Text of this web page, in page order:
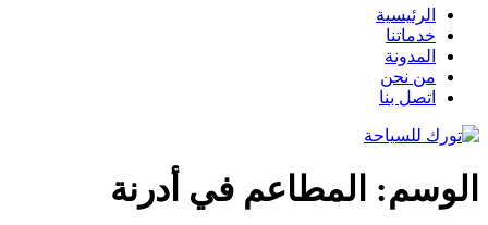
الرئيسية
خدماتنا
المدونة
من نحن
اتصل بنا
الوسم: المطاعم في أدرنة